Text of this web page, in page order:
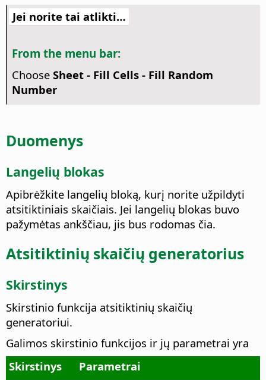
Jei norite tai atlikti…
From the menu bar:
Choose Sheet - Fill Cells - Fill Random
Number
Duomenys
Langelių blokas
Apibrėžkite langelių bloką, kurį norite užpildyti
atsitiktiniais skaičiais. Jei langelių blokas buvo
pažymėtas ankščiau, jis bus rodomas čia.
Atsitiktinių skaičių generatorius
Skirstinys
Skirstinio funkcija atsitiktinių skaičių
generatoriui.
Galimos skirstinio funkcijos ir jų parametrai yra
Skirstinys
Parametrai